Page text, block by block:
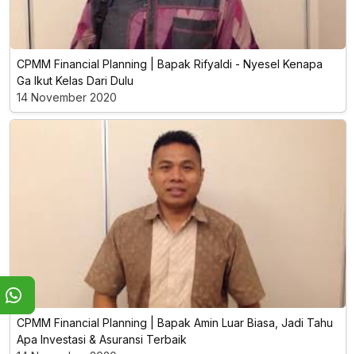
CPMM Financial Planning | Bapak Rifyaldi - Nyesel Kenapa
Ga Ikut Kelas Dari Dulu
14 November 2020
CPMM Financial Planning | Bapak Amin Luar Biasa, Jadi Tahu
Apa Investasi & Asuransi Terbaik